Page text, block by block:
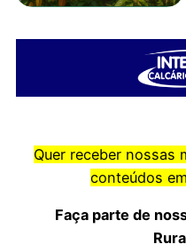
Quer receber nossas
conteúdos
Faça parte de